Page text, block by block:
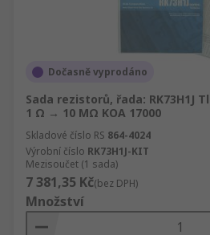
Dočasně vyprodáno
Sada rezistorů, řada: RK73H1J
1 Ω → 10 MΩ KOA 17000
Skladové číslo RS 864-4024
Výrobní číslo RK73H1J-KIT
Mezisoučet (1 sada)
7 381,35 Kč(bez DPH)
Množství